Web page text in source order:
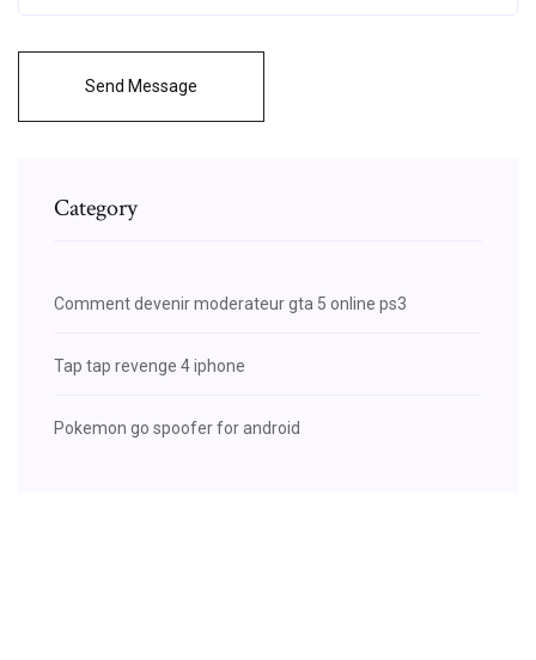
Send Message
Category
Comment devenir moderateur gta 5 online ps3
Tap tap revenge 4 iphone
Pokemon go spoofer for android